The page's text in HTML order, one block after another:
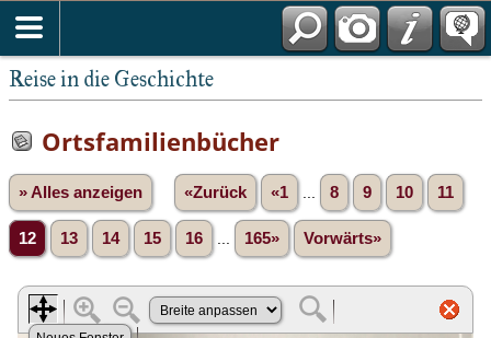
Reise in die Geschichte
Ortsfamilienbücher
» Alles anzeigen «Zurück «1 8 9 10 11
12 13 14 15 16 165» Vorwärts»